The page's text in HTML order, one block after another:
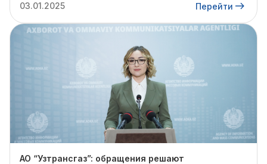
03.01.2025
Перейти
АО “Узтрансгаз”: обращения решают